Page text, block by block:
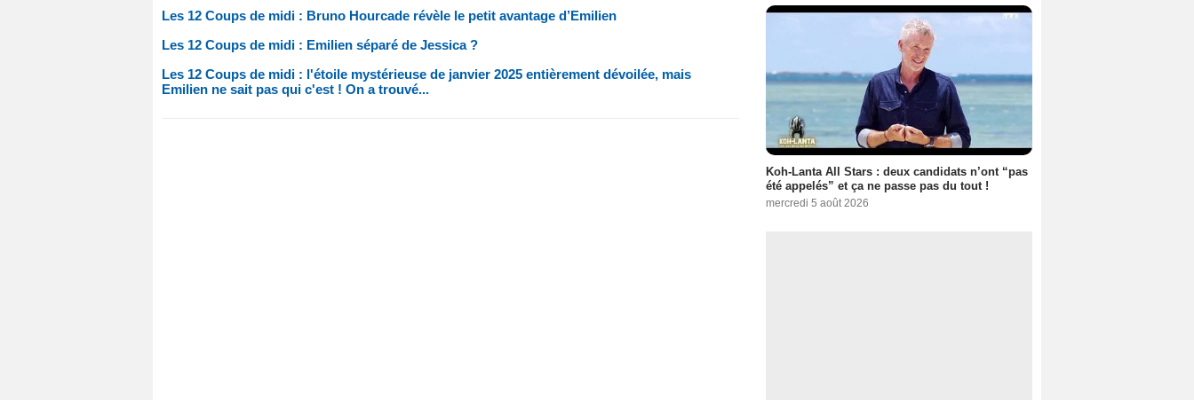
Les 12 Coups de midi : Bruno Hourcade révèle le petit avantage d’Emilien
Les 12 Coups de midi : Emilien séparé de Jessica ?
Les 12 Coups de midi : l'étoile mystérieuse de janvier 2025 entièrement dévoilée, mais
Emilien ne sait pas qui c'est ! On a trouvé...
Koh-Lanta All Stars : deux candidats n’ont “pas
été appelés” et ça ne passe pas du tout !
mercredi 5 août 2026